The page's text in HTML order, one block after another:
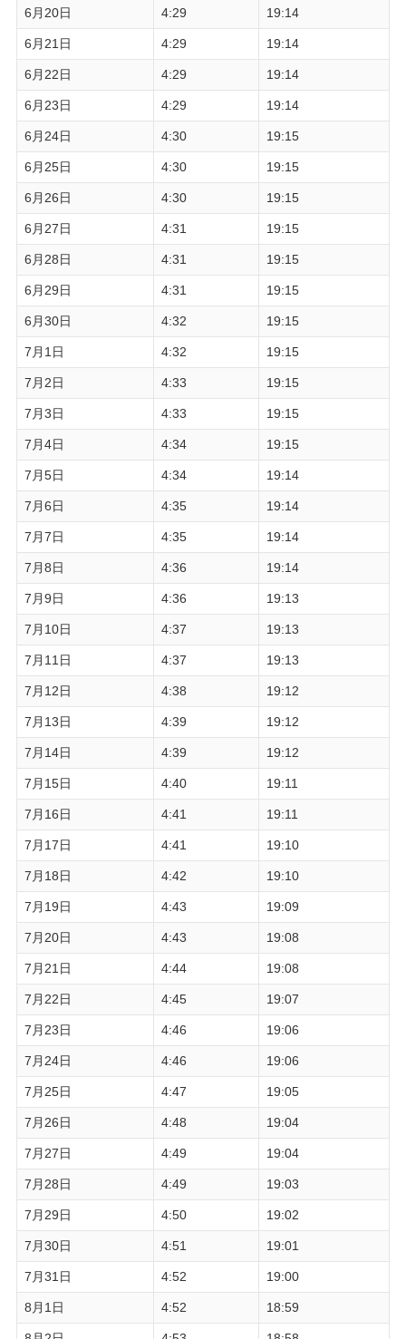
6月20日 4:29 19:14
6月21日 4:29 19:14
6月22日 4:29 19:14
6月23日 4:29 19:14
6月24日 4:30 19:15
6月25日 4:30 19:15
6月26日 4:30 19:15
6月27日 4:31 19:15
6月28日 4:31 19:15
6月29日 4:31 19:15
6月30日 4:32 19:15
7月1日 4:32 19:15
7月2日 4:33 19:15
7月3日 4:33 19:15
7月4日 4:34 19:15
7月5日 4:34 19:14
7月6日 4:35 19:14
7月7日 4:35 19:14
7月8日 4:36 19:14
7月9日 4:36 19:13
7月10日 4:37 19:13
7月11日 4:37 19:13
7月12日 4:38 19:12
7月13日 4:39 19:12
7月14日 4:39 19:12
7月15日 4:40 19:11
7月16日 4:41 19:11
7月17日 4:41 19:10
7月18日 4:42 19:10
7月19日 4:43 19:09
7月20日 4:43 19:08
7月21日 4:44 19:08
7月22日 4:45 19:07
7月23日 4:46 19:06
7月24日 4:46 19:06
7月25日 4:47 19:05
7月26日 4:48 19:04
7月27日 4:49 19:04
7月28日 4:49 19:03
7月29日 4:50 19:02
7月30日 4:51 19:01
7月31日 4:52 19:00
8月1日 4:52 18:59